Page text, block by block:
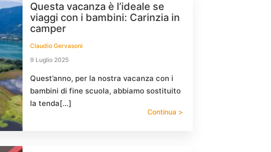
Questa vacanza è l’ideale se
viaggi con i bambini: Carinzia in
camper
Claudio Gervasoni
9 Luglio 2025
Quest’anno, per la nostra vacanza con i
bambini di fine scuola, abbiamo sostituito
la tenda[…]
Continua >